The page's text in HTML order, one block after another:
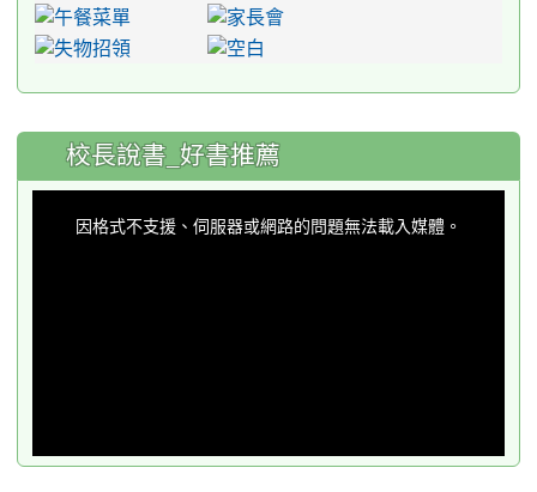
:::
校長說書_好書推薦
因格式不支援、伺服器或網路的問題無法載入媒體。